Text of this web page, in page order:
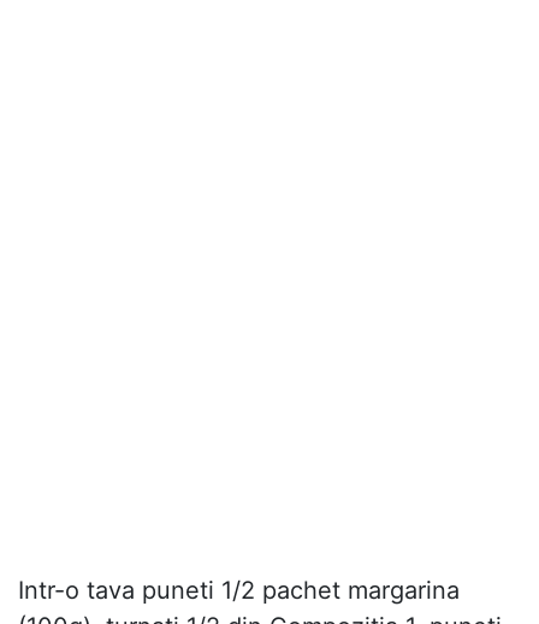
Intr-o tava puneti 1/2 pachet margarina